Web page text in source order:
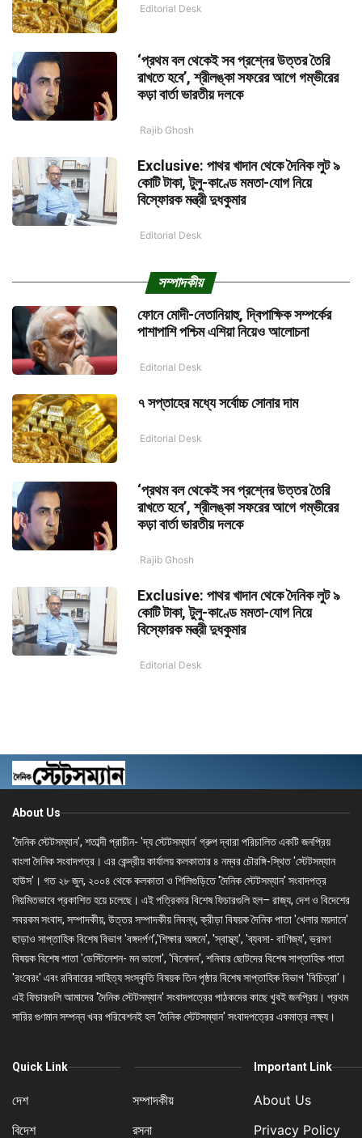
Editorial Desk
‘প্রথম বল থেকেই সব প্রশ্নের উত্তর তৈরি
রাখতে হবে’, শ্রীলঙ্কা সফরের আগে গম্ভীরের
কড়া বার্তা ভারতীয় দলকে
Rajib Ghosh
Exclusive: পাথর খাদান থেকে দৈনিক লুট ৯
কোটি টাকা, টুলু-কাণ্ডে মমতা-যোগ নিয়ে
বিস্ফোরক মন্ত্রী দুধকুমার
Editorial Desk
সম্পাদকীয়
ফোনে মোদী-নেতানিয়াহু, দ্বিপাক্ষিক সম্পর্কের
পাশাপাশি পশ্চিম এশিয়া নিয়েও আলোচনা
Editorial Desk
৭ সপ্তাহের মধ্যে সর্বোচ্চ সোনার দাম
Editorial Desk
‘প্রথম বল থেকেই সব প্রশ্নের উত্তর তৈরি
রাখতে হবে’, শ্রীলঙ্কা সফরের আগে গম্ভীরের
কড়া বার্তা ভারতীয় দলকে
Rajib Ghosh
Exclusive: পাথর খাদান থেকে দৈনিক লুট ৯
কোটি টাকা, টুলু-কাণ্ডে মমতা-যোগ নিয়ে
বিস্ফোরক মন্ত্রী দুধকুমার
Editorial Desk
About Us
'দৈনিক স্টেটসম্যান', শতাব্দী প্রাচীন- 'দ্য স্টেটসম্যান' গ্রুপ দ্বারা পরিচালিত একটি জনপ্রিয়
বাংলা দৈনিক সংবাদপত্র। এর কেন্দ্রীয় কার্যালয় কলকাতার ৪ নম্বর চৌরঙ্গি-স্থিত 'স্টেটসম্যান
হাউস'। গত ২৮ জুন, ২০০৪ থেকে কলকাতা ও শিলিগুড়িতে 'দৈনিক স্টেটসম্যান' সংবাদপত্র
নিয়মিতভাবে প্রকাশিত হয়ে চলেছে। এই পত্রিকার বিশেষ ফিচারগুলি হল– রাজ্য, দেশ ও বিদেশের
সবরকম সংবাদ, সম্পাদকীয়, উত্তর সম্পাদকীয় নিবন্ধ, ক্রীড়া বিষয়ক দৈনিক পাতা 'খেলার ময়দানে'
ছাড়াও সাপ্তাহিক বিশেষ বিভাগ 'বঙ্গদর্পণ','শিক্ষার অঙ্গনে', 'স্বাস্থ্য', 'ব্যবসা- বাণিজ্য', ভ্রমণ
বিষয়ক বিশেষ পাতা 'ডেস্টিনেশন- মন ভালো', 'বিনোদন', শনিবার ছোটদের বিশেষ সাপ্তাহিক পাতা
'রংবেরং' এবং রবিবারের সাহিত্য সংস্কৃতি বিষয়ক তিন পৃষ্ঠার বিশেষ সাপ্তাহিক বিভাগ 'বিচিত্রা'।
এই ফিচারগুলি আমাদের 'দৈনিক স্টেটসম্যান' সংবাদপত্রের পাঠকদের কাছে খুবই জনপ্রিয়। প্রথম
সারির গুণমান সম্পন্ন খবর পরিবেশনই হল 'দৈনিক স্টেটসম্যান' সংবাদপত্রের একমাত্র লক্ষ্য।
Quick Link
দেশ
বিদেশ
সম্পাদকীয়
রসনা
Important Link
About Us
Privacy Policy